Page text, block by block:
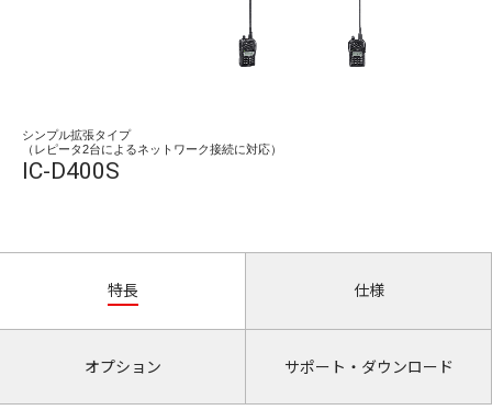
シンプル拡張タイプ
（レピータ2台によるネットワーク接続に対応）
IC-D400S
特長 仕様
オプション サポート・ダウンロード